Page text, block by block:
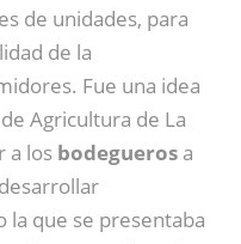
de unidades, para
de la
Fue una idea
Agricultura de La
a los bodegueros a
la que se presentaba